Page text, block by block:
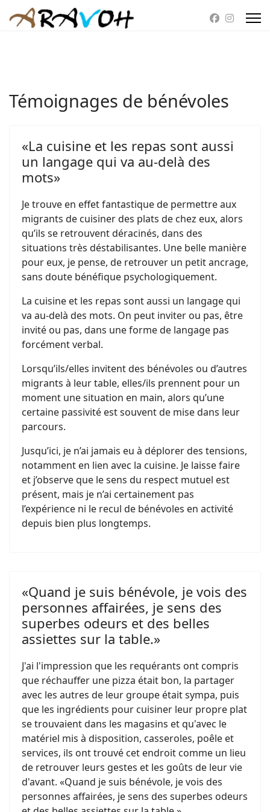
Témoignages de bénévoles
«La cuisine et les repas sont aussi
un langage qui va au-delà des
mots»
Je trouve en effet fantastique de permettre aux
migrants de cuisiner des plats de chez eux, alors
qu’ils se retrouvent déracinés, dans des
situations très déstabilisantes. Une belle manière
pour eux, je pense, de retrouver un petit ancrage,
sans doute bénéfique psychologiquement.
La cuisine et les repas sont aussi un langage qui
va au-delà des mots. On peut inviter ou pas, être
invité ou pas, dans une forme de langage pas
forcément verbal.
Lorsqu’ils/elles invitent des bénévoles ou d’autres
migrants à leur table, elles/ils prennent pour un
moment une situation en main, alors qu’une
certaine passivité est souvent de mise dans leur
parcours.
Jusqu’ici, je n’ai jamais eu à déplorer des tensions,
notamment en lien avec la cuisine. Je laisse faire
et j’observe que le sens du respect mutuel est
présent, mais je n’ai certainement pas
l’expérience ni le recul de bénévoles en activité
depuis bien plus longtemps.
«Quand je suis bénévole, je vois des
personnes affairées, je sens des
superbes odeurs et des belles
assiettes sur la table.»
J'ai l'impression que les requérants ont compris
que réchauffer une pizza était bon, la partager
avec les autres de leur groupe était sympa, puis
que les ingrédients pour cuisiner leur propre plat
se trouvaient dans les magasins et qu'avec le
matériel mis à disposition, casseroles, poêle et
services, ils ont trouvé cet endroit comme un lieu
de retrouver leurs gestes et les goûts de leur vie
d'avant. «Quand je suis bénévole, je vois des
personnes affairées, je sens des superbes odeurs